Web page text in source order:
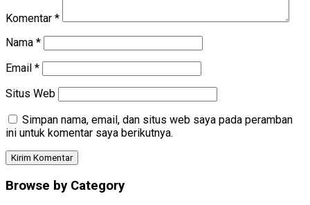
Komentar *
Nama *
Email *
Situs Web
Simpan nama, email, dan situs web saya pada peramban
ini untuk komentar saya berikutnya.
Browse by Category